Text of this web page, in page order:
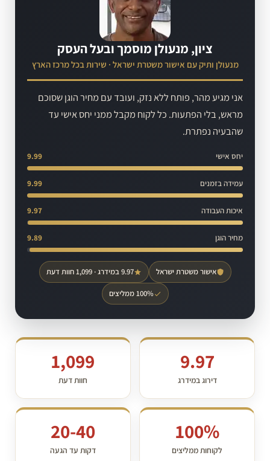
ציון, מנעולן מוסמך ובעל העסק
מנעולן ותיק עם אישור משטרת ישראל · שירות בכל מרכז הארץ
אני מגיע מהר, פותח ללא נזק, ועובד עם מחיר הוגן שסוכם
מראש, בלי הפתעות. כל לקוח מקבל ממני יחס אישי עד
שהבעיה נפתרת.
יחס אישי 9.99
עמידה בזמנים 9.99
איכות העבודה 9.97
מחיר הוגן 9.89
אישור משטרת ישראל 9.97 במידרג · 1,099 חוות דעת
100% ממליצים
9.97
דירוג במידרג
1,099
חוות דעת
100%
לקוחות ממליצים
20-40
דקות עד הגעה